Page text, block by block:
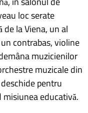
loc serate
de la Viena, un al
contrabas, violine
muzicienilor
muzicale din
pentru
educativă.